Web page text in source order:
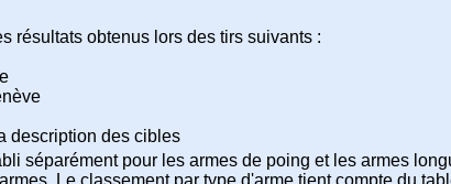
résultats obtenus lors des tirs suivants :
description des cibles
séparément pour les armes de poing et les armes
Le classement par type d'arme tient compte du